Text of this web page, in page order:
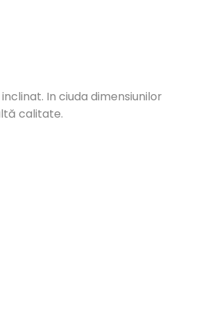
In ciuda dimensiunilor
calitate.